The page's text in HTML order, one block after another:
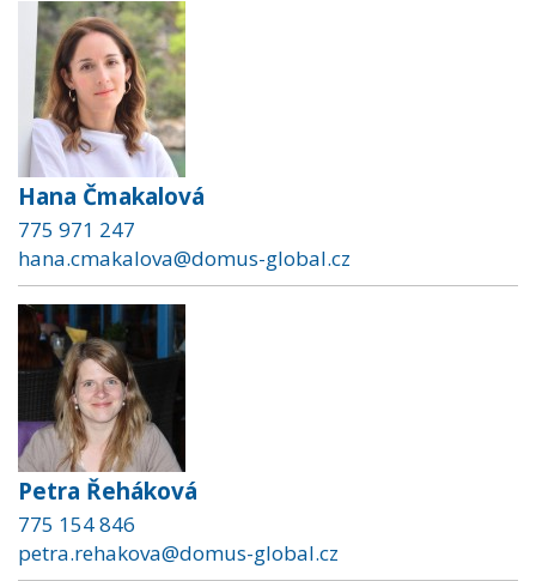
Hana Čmakalová
775 971 247
hana.cmakalova@domus-global.cz
Petra Řeháková
775 154 846
petra.rehakova@domus-global.cz